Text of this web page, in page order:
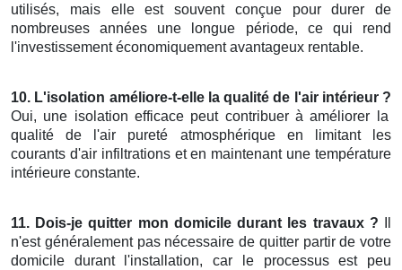
utilisés, mais elle est souvent conçue pour durer de
nombreuses années une longue période, ce qui rend
l'investissement économiquement avantageux rentable.
10. L'isolation améliore-t-elle la qualité de l'air intérieur ?
Oui, une isolation efficace peut contribuer à améliorer la
qualité de l'air pureté atmosphérique en limitant les
courants d'air infiltrations et en maintenant une température
intérieure constante.
11. Dois-je quitter mon domicile durant les travaux ?
n'est généralement pas nécessaire de quitter partir de votre
domicile durant l'installation, car le processus est peu